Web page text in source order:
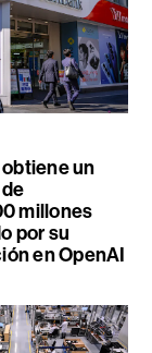
un
millones
por su
en OpenAI